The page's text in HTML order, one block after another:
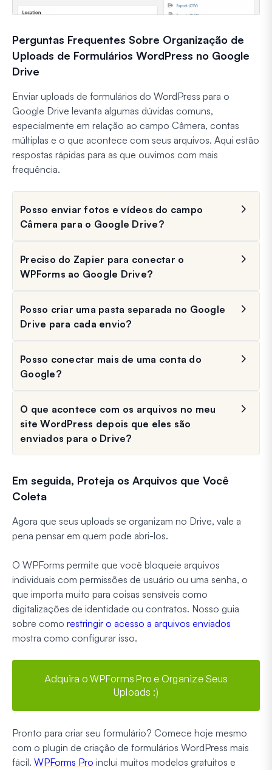
Perguntas Frequentes Sobre Organização de
Uploads de Formulários WordPress no Google
Drive
Enviar uploads de formulários do WordPress para o
Google Drive levanta algumas dúvidas comuns,
especialmente em relação ao campo Câmera, contas
múltiplas e o que acontece com seus arquivos. Aqui estão
respostas rápidas para as que ouvimos com mais
frequência.
Posso enviar fotos e vídeos do campo
Câmera para o Google Drive?
Preciso do Zapier para conectar o
WPForms ao Google Drive?
Posso criar uma pasta separada no Google
Drive para cada envio?
Posso conectar mais de uma conta do
Google?
O que acontece com os arquivos no meu
site WordPress depois que eles são
enviados para o Drive?
Em seguida, Proteja os Arquivos que Você
Coleta
Agora que seus uploads se organizam no Drive, vale a
pena pensar em quem pode abri-los.
O WPForms permite que você bloqueie arquivos
individuais com permissões de usuário ou uma senha, o
que importa muito para coisas sensíveis como
digitalizações de identidade ou contratos. Nosso guia
sobre como restringir o acesso a arquivos enviados
mostra como configurar isso.
Adquira o WPForms Pro e Organize Seus
Uploads :)
Pronto para criar seu formulário? Comece hoje mesmo
com o plugin de criação de formulários WordPress mais
fácil. WPForms Pro inclui muitos modelos gratuitos e